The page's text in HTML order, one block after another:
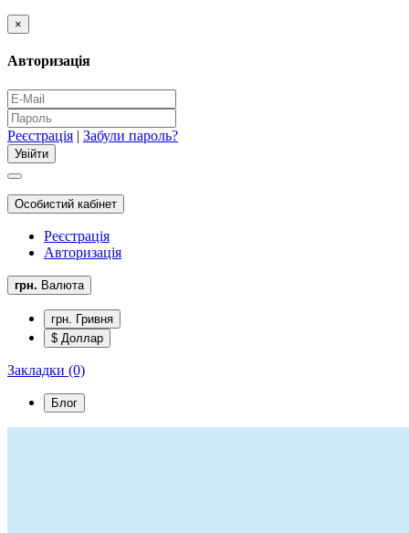
×
Авторизація
Реєстрація | Забули пароль?
Особистий кабінет
Реєстрація
Авторизація
грн. Валюта
грн. Гривня
$ Доллар
Закладки (0)
Блог